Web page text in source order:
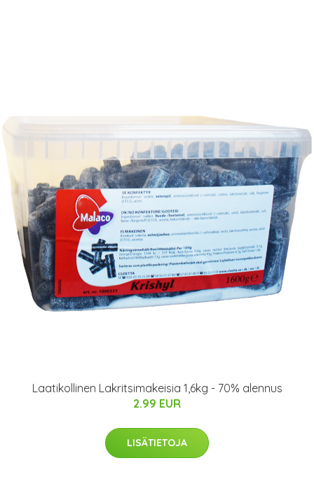
Laatikollinen Lakritsimakeisia 1,6kg - 70% alennus
2.99 EUR
LISÄTIETOJA